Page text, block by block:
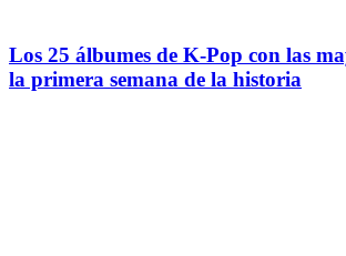
Los 25 álbumes de K-Pop con las
la primera semana de la historia